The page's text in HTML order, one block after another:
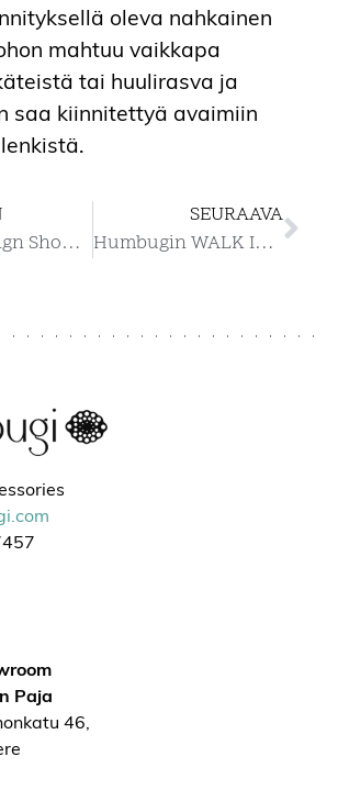
oleva nahkainen
mahtuu vaikkapa
tai huulirasva ja
saa kiinnitettyä avaimiin
Modus Design Shop Finlaysonilla
SEURAAVA
Humbugin WALK IN korvakorutyöpajat
Paja
46,